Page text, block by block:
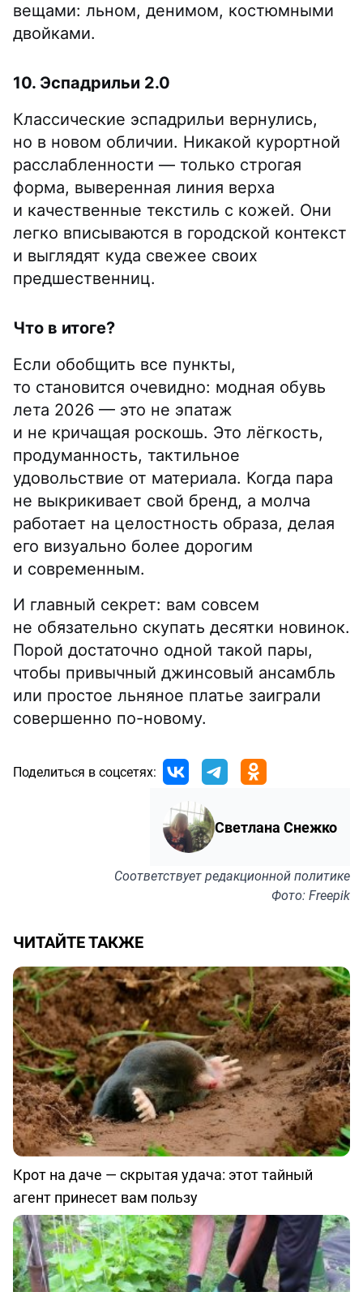
вещами: льном, денимом, костюмными
двойками.
10. Эспадрильи 2.0
Классические эспадрильи вернулись,
но в новом обличии. Никакой курортной
расслабленности — только строгая
форма, выверенная линия верха
и качественные текстиль с кожей. Они
легко вписываются в городской контекст
и выглядят куда свежее своих
предшественниц.
Что в итоге?
Если обобщить все пункты,
то становится очевидно: модная обувь
лета 2026 — это не эпатаж
и не кричащая роскошь. Это лёгкость,
продуманность, тактильное
удовольствие от материала. Когда пара
не выкрикивает свой бренд, а молча
работает на целостность образа, делая
его визуально более дорогим
и современным.
И главный секрет: вам совсем
не обязательно скупать десятки новинок.
Порой достаточно одной такой пары,
чтобы привычный джинсовый ансамбль
или простое льняное платье заиграли
совершенно по-новому.
Поделиться в соцсетях:
Светлана Снежко
Соответствуетредакционной политике
Фото: Freepik
ЧИТАЙТЕ ТАКЖЕ
Крот на даче — скрытая удача: этот тайный
агент принесет вам пользу